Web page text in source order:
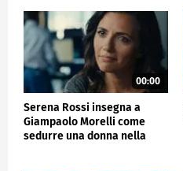
00:00
Serena Rossi insegna a
Giampaolo Morelli come
sedurre una donna nella